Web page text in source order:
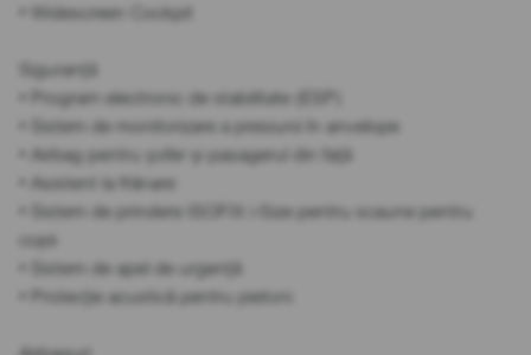
• Widescreen Cockpit
Siguranță
• Program electronic de stabilitate (ESP)
• Sistem de monitorizare a presiunii în anvelope
• Airbag pentru șofer și pasagerul din față
• Asistent la frânare
• Sistem de prindere ISOFIX i-Size pentru scaune pentru
copii
• Sistem de apel de urgență
• Protecție acustică pentru pietoni